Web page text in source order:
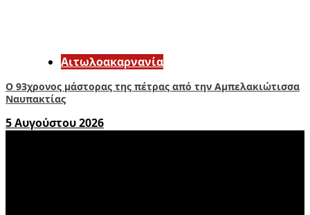
Αιτωλοακαρνανία
Ο 93χρονος μάστορας της πέτρας από την Αμπελακιώτισσα
Ναυπακτίας
5 Αυγούστου 2026